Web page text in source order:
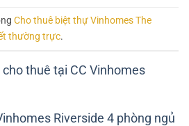
Cho thuê biệt thự Vinhomes The
thường trực.
thuê tại CC Vinhomes
Riverside 4 phòng ngủ